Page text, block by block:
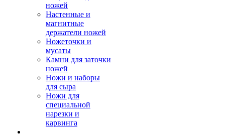
ножей
Настенные и
магнитные
держатели ножей
Ножеточки и
мусаты
Камни для заточки
ножей
Ножи и наборы
для сыра
Ножи для
специальной
нарезки и
карвинга